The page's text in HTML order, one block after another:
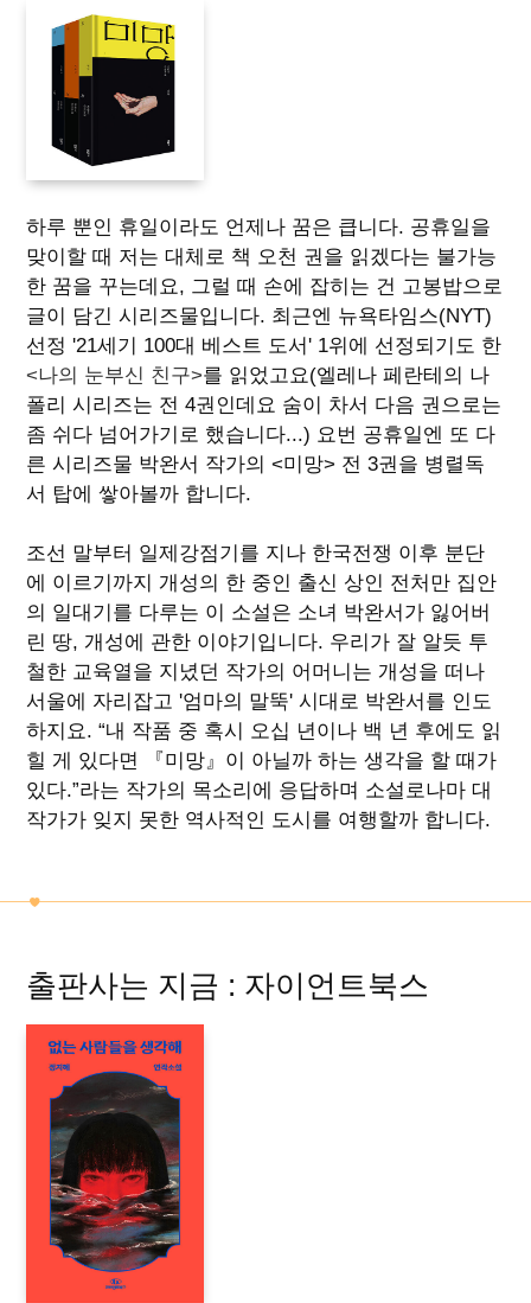
하루 뿐인 휴일이라도 언제나 꿈은 큽니다. 공휴일을
맞이할 때 저는 대체로 책 오천 권을 읽겠다는 불가능
한 꿈을 꾸는데요, 그럴 때 손에 잡히는 건 고봉밥으로
글이 담긴 시리즈물입니다. 최근엔 뉴욕타임스(NYT)
선정 '21세기 100대 베스트 도서' 1위에 선정되기도 한
<나의 눈부신 친구>를 읽었고요(엘레나 페란테의 나
폴리 시리즈는 전 4권인데요 숨이 차서 다음 권으로는
좀 쉬다 넘어가기로 했습니다...) 요번 공휴일엔 또 다
른 시리즈물 박완서 작가의 <미망> 전 3권을 병렬독
서 탑에 쌓아볼까 합니다.
조선 말부터 일제강점기를 지나 한국전쟁 이후 분단
에 이르기까지 개성의 한 중인 출신 상인 전처만 집안
의 일대기를 다루는 이 소설은 소녀 박완서가 잃어버
린 땅, 개성에 관한 이야기입니다. 우리가 잘 알듯 투
철한 교육열을 지녔던 작가의 어머니는 개성을 떠나
서울에 자리잡고 '엄마의 말뚝' 시대로 박완서를 인도
하지요. “내 작품 중 혹시 오십 년이나 백 년 후에도 읽
힐 게 있다면 『미망』이 아닐까 하는 생각을 할 때가
있다.”라는 작가의 목소리에 응답하며 소설로나마 대
작가가 잊지 못한 역사적인 도시를 여행할까 합니다.
출판사는 지금 : 자이언트북스